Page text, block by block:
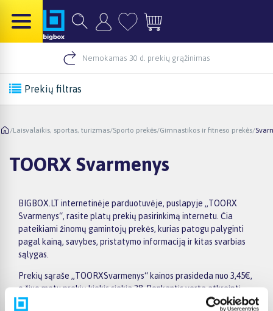
Nemokamas 30 d. prekių grąžinimas
Prekių filtras
/Laisvalaikis, sportas, turizmas/Sporto prekės/Gimnastikos ir fitneso prekės/
TOORX Svarmenys
BIGBOX.LT internetinėje parduotuvėje, puslapyje „TOORX
Svarmenys“, rasite platų prekių pasirinkimą internetu. Čia
pateikiami žinomų gamintojų prekės, kurias patogu palyginti
pagal kainą, savybes, pristatymo informaciją ir kitas svarbias
sąlygas.
Prekių sąraše „TOORXSvarmenys“ kainos prasideda nuo 3,45€,
o šiuo metu prekių kiekis siekia 38. Renkantis verta atkreipti
dėmesį į taikomas akcijas, specialius pasiūlymus, techninius